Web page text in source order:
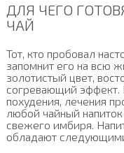
ДЛЯ ЧЕГО
ЧАЙ
Тот, кто пробовал
запомнит его на всю
золотистый цвет,
согревающий эффект.
похудения, лечения
любой чайный
свежего имбиря.
обладают